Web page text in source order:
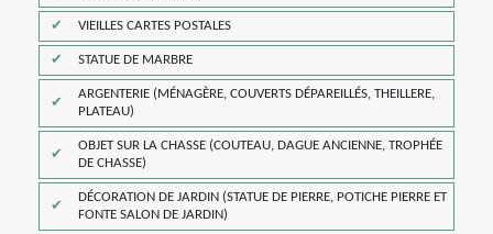
VIEILLES CARTES POSTALES
STATUE DE MARBRE
ARGENTERIE (MÉNAGÈRE, COUVERTS DÉPAREILLÉS, THEILLERE,
PLATEAU)
OBJET SUR LA CHASSE (COUTEAU, DAGUE ANCIENNE, TROPHÉE
DE CHASSE)
DÉCORATION DE JARDIN (STATUE DE PIERRE, POTICHE PIERRE ET
FONTE SALON DE JARDIN)